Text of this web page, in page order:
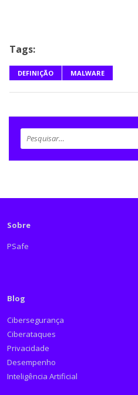
Tags:
DEFINIÇÃO MALWARE
Sobre
PSafe
Blog
Cibersegurança
Ciberataques
Privacidade
Desempenho
Inteligência Artificial